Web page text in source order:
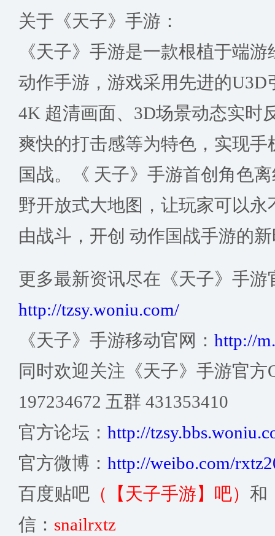
关于《天子》手游：
《天子》手游是一款根植于端
动作手游，游戏采用先进的U3D
4K 超清画面、3D场景动态实时
爽快的打击感等为特色，实现
国战。《 天子》手游首创角色
野开放式大地图，让玩家可以永
由战斗，开创 动作国战手游的
更多最新资讯尽在《天子》手游
http://tzsy.woniu.com/
《天子》手游移动官网： http://
同时欢迎关注《天子》手游官方
197234672 五群 431353410
官方论坛： http://
官方微博： http://weibo.com/
百度贴吧 （【天子手游】吧） 和
信： snailrxtz